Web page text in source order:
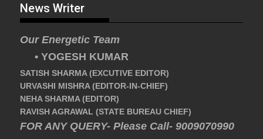
News Writer
Our Energetic Team
• YOGESH KUMAR
SATISH SHARMA (EXCUTIVE EDITOR)
URVASHI MISHRA (EDITOR-IN-CHIEF)
NEHA SHARMA (EDITOR)
RAVISH AGRAWAL (STATE BUREAU CHIEF)
FOR ANY QUERY- Please Call- 9009070990